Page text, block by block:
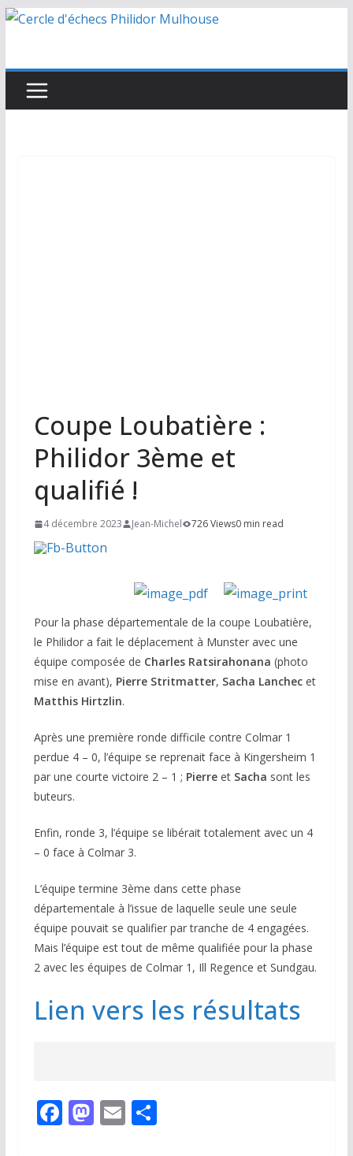
Passer
Coupe Loubatière :
Philidor 3ème et
qualifié !
4 décembre 2023 Jean-Michel 726 Views0 min read
Pour la phase départementale de la coupe Loubatière,
le Philidor a fait le déplacement à Munster avec une
équipe composée de Charles Ratsirahonana (photo
mise en avant), Pierre Stritmatter, Sacha Lanchec et
Matthis Hirtzlin.
Après une première ronde difficile contre Colmar 1
perdue 4 – 0, l’équipe se reprenait face à Kingersheim 1
par une courte victoire 2 – 1 ; Pierreet Sacha sont les
buteurs.
Enfin, ronde 3, l’équipe se libérait totalement avec un 4
– 0 face à Colmar 3.
L’équipe termine 3ème dans cette phase
départementale à l’issue de laquelle seule une seule
équipe pouvait se qualifier par tranche de 4 engagées.
Mais l’équipe est tout de même qualifiée pour la phase
2 avec les équipes de Colmar 1, Ill Regence et Sundgau.
Lien vers les résultats
F M E P